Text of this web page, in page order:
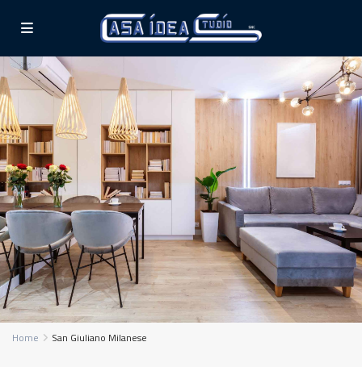
Home San Giuliano Milanese